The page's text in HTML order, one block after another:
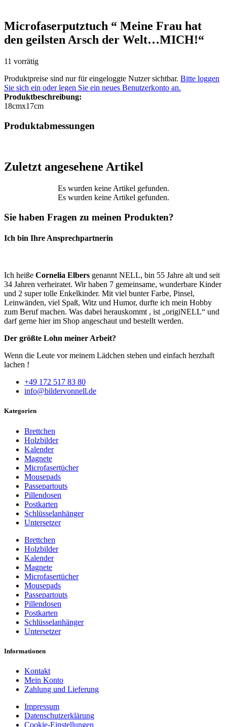
Microfaserputztuch “ Meine Frau hat
den geilsten Arsch der Welt…MICH!“
11 vorrätig
Produktpreise sind nur für eingeloggte Nutzer sichtbar. Bitte loggen
Sie sich ein oder legen Sie ein neues Benutzerkonto an.
Produktbeschreibung:
18cmx17cm
Produktabmessungen
Zuletzt angesehene Artikel
Es wurden keine Artikel gefunden.
Es wurden keine Artikel gefunden.
Sie haben Fragen zu meinen Produkten?
Ich bin Ihre Ansprechpartnerin
Ich heiße Cornelia Elbers genannt NELL, bin 55 Jahre alt und seit
34 Jahren verheiratet. Wir haben 7 gemeinsame, wunderbare Kinder
und 2 super tolle Enkelkinder. Mit viel bunter Farbe, Pinsel,
Leinwänden, viel Spaß, Witz und Humor, durfte ich mein Hobby
zum Beruf machen. Was dabei herauskommt , ist „origiNELL“ und
darf gerne hier im Shop angeschaut und bestellt werden.
Der größte Lohn meiner Arbeit?
Wenn die Leute vor meinem Lädchen stehen und einfach herzhaft
lachen !
+49 172 517 83 80
info@bildervonnell.de
Kategorien
Brettchen
Holzbilder
Kalender
Magnete
Microfasertücher
Mousepads
Passepartouts
Pillendosen
Postkarten
Schlüsselanhänger
Untersetzer
Brettchen
Holzbilder
Kalender
Magnete
Microfasertücher
Mousepads
Passepartouts
Pillendosen
Postkarten
Schlüsselanhänger
Untersetzer
Informationen
Kontakt
Mein Konto
Zahlung und Lieferung
Impressum
Datenschutzerklärung
Cookie-Einstellungen